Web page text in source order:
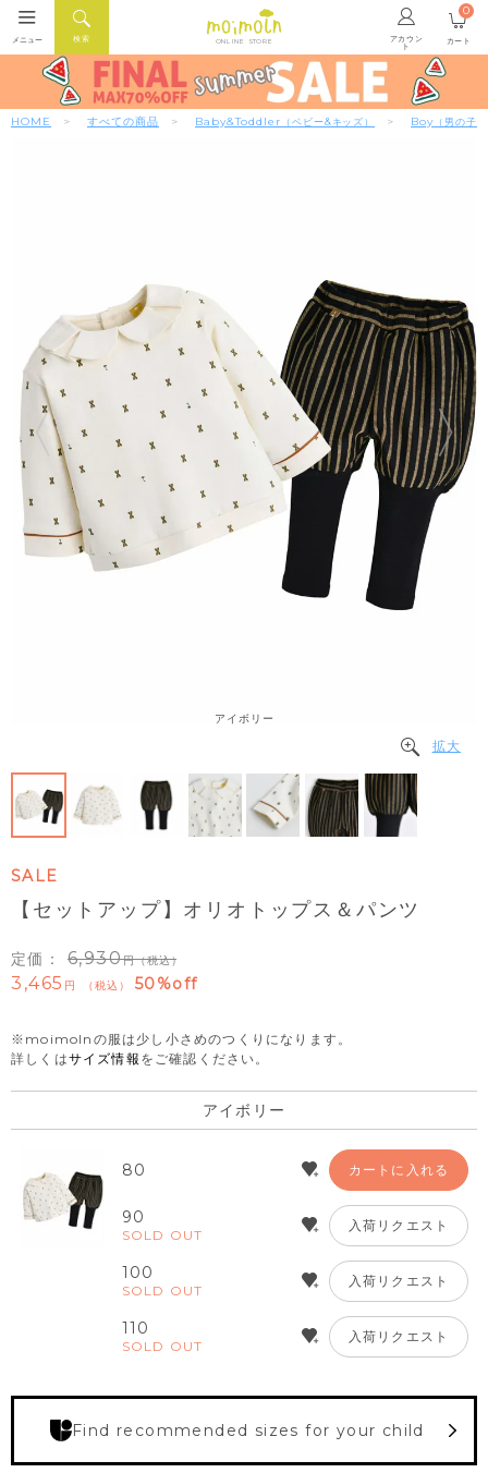
ONLINE STORE アカウン
ト
検索
メニュー カート
0
HOME すべての商品 Baby&Toddler （ベビー&キッズ） Boy （男の子）
アイボリー
拡大
SALE
【セットアップ】オリオトップス＆パンツ
定価： 6,930 （税込）
3,465 税込 50%off
※moimolnの服は少し小さめのつくりになります。
詳しくはサイズ情報 をご確認ください。
アイボリー
80 カートに入れる
90
SOLD OUT
入荷リクエスト
100
SOLD OUT
入荷リクエスト
110
SOLD OUT
入荷リクエスト
Find recommended sizes for your child